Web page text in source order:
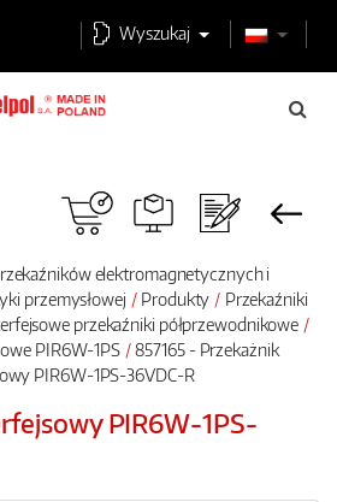
Wyszukaj
elektromagnetycznych i
przemysłowej
Produkty
Przekaźniki
przekaźniki półprzewodnikowe
PIR6W-1PS
857165 - Przekażnik
PIR6W-1PS-36VDC-R
PIR6W-1PS-